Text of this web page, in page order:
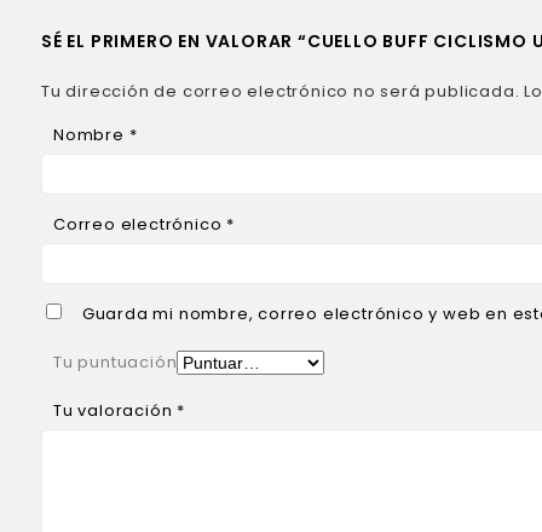
SÉ EL PRIMERO EN VALORAR “CUELLO BUFF
Tu dirección de correo electrónico no será publicada.
Nombre *
Correo electrónico *
Guarda mi nombre, correo electrónico y web en
Tu puntuación
Tu valoración *